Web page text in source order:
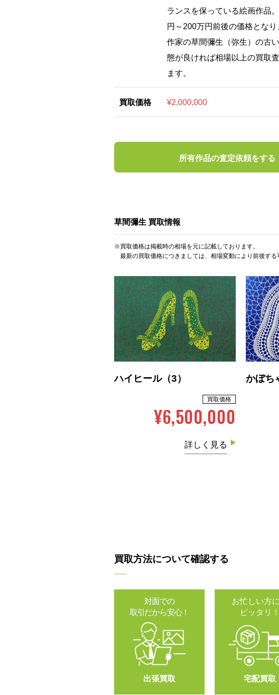
ランスを保っている絵画作品
円～200万円前後の価格となり
作家の草間彌生（弥生）の古
態が良ければ相場以上の買取
ます。
買取価格 ¥2,000,000
所有作品の査定依頼をする
草間彌生 買取情報
※買取価格は掲載時の相場を元に記載しております。
最新の買取価格につきましては、相場変動により前後する
ハイヒール（3）
買取価格
¥6,500,000
詳しく見る
かぼち
買取方法について確認する
対面での
取引だから安心！
出張買取
お忙しい方
ピッタリ！
宅配買取